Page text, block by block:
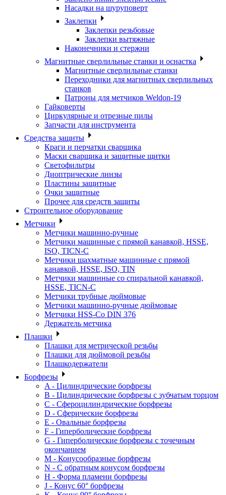
Насадки на шуруповерт
Заклепки
Заклепки резьбовые
Заклепки вытяжные
Наконечники и стержни
Магнитные сверлильные станки и оснастка
Магнитные сверлильные станки
Переходники для магнитных сверлильных
станков
Патроны для метчиков Weldon-19
Гайковерты
Циркулярные и отрезные пилы
Запчасти для инструмента
Средства защиты
Краги и перчатки сварщика
Маски сварщика и защитные щитки
Светофильтры
Диоптрические линзы
Пластины защитные
Очки защитные
Прочее для средств защиты
Строительное оборудование
Метчики
Метчики машинно-ручные
Метчики машинные с прямой канавкой, HSSE,
ISO, TICN-C
Метчики шахматные машинные с прямой
канавкой, HSSE, ISO, TIN
Метчики машинные со спиральной канавкой,
HSSE, TICN-C
Метчики трубные дюймовые
Метчики машинно-ручные дюймовые
Метчики HSS-Co DIN 376
Держатель метчика
Плашки
Плашки для метрической резьбы
Плашки для дюймовой резьбы
Плашкодержатели
Борфрезы
A - Цилиндрические борфрезы
B - Цилиндрические борфрезы с зубчатым торцом
C - Сфероцилиндрические борфрезы
D - Сферические борфрезы
E - Овальные борфрезы
F - Гиперболические борфрезы
G - Гиперболические борфрезы с точечным
окончанием
M - Конусообразные борфрезы
N - С обратным конусом борфрезы
H - Форма пламени борфрезы
J - Конус 60° борфрезы